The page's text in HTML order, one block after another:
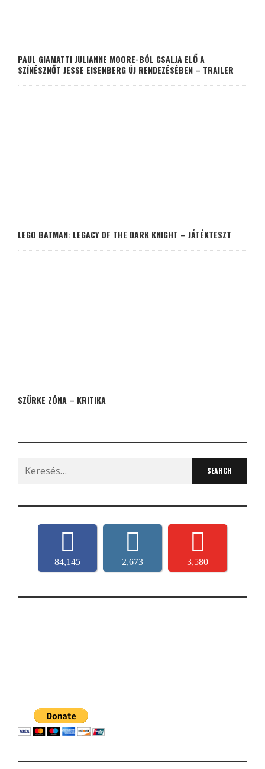
PAUL GIAMATTI JULIANNE MOORE-BÓL CSALJA ELŐ A
SZÍNÉSZNŐT JESSE EISENBERG ÚJ RENDEZÉSÉBEN – TRAILER
LEGO BATMAN: LEGACY OF THE DARK KNIGHT – JÁTÉKTESZT
SZÜRKE ZÓNA – KRITIKA
Search
for:
84,145 2,673 3,580